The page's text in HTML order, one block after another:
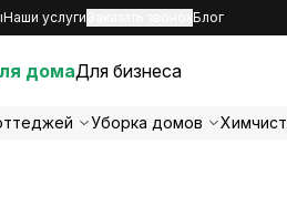
Наши услуги Блог
домаДля бизнеса
Уборка домов